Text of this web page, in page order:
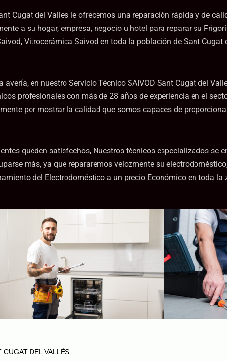
Cugat del Valles le ofrecemos una reparación rápida y de
a su hogar, empresa, negocio u hotel para reparar su
Vitrocerámica Saivod en toda la población de Sant
avería, en nuestro Servicio Técnico SAIVOD Sant Cugat del
profesionales con más de 28 años de experiencia en el
por mostrar la calidad que somos capaces de
queden satisfechos, Nuestros técnicos especializados
más, ya que repararemos velozmente su
del Electrodoméstico a un precio Económico en toda la
CUGAT DEL VALLÈS